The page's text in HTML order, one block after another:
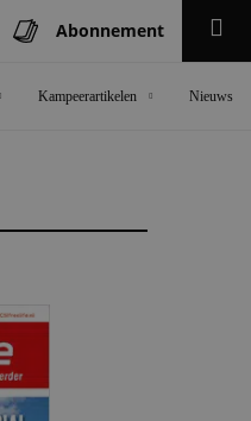
Abonnement
Kampeerartikelen Nieuws